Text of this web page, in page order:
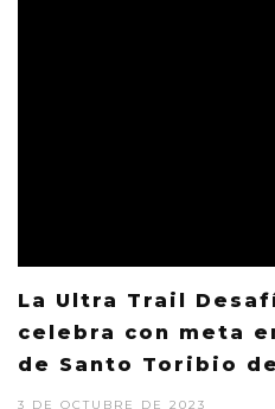
La Ultra Trail
celebra con meta
de Santo Toribio
3 DE OCTUBRE DE 2023